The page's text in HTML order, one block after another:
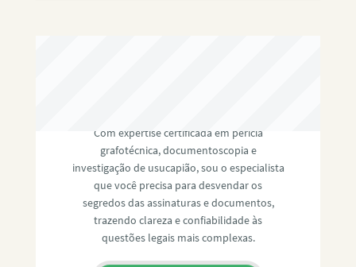
Com expertise certificada em perícia
grafotécnica, documentoscopia e
investigação de usucapião, sou o especialista
que você precisa para desvendar os
segredos das assinaturas e documentos,
trazendo clareza e confiabilidade às
questões legais mais complexas.